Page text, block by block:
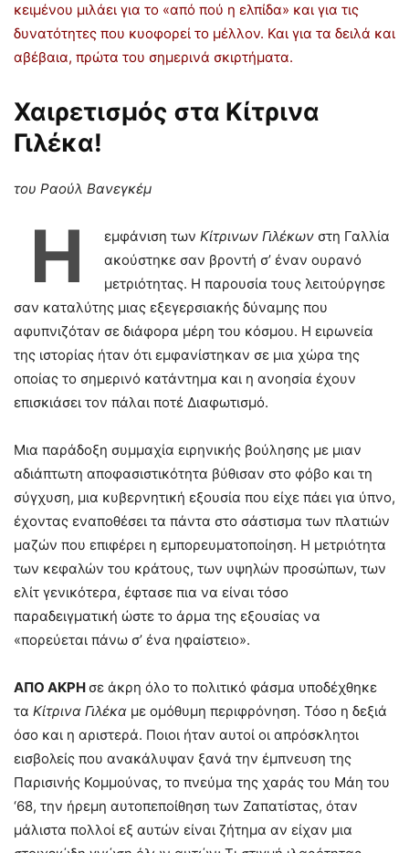
κειμένου μιλάει για το «από πού η ελπίδα» και για τις
δυνατότητες που κυοφορεί το μέλλον. Και για τα δειλά και
αβέβαια, πρώτα του σημερινά σκιρτήματα.
Χαιρετισμός στα Κίτρινα
Γιλέκα!
του Ραούλ Βανεγκέμ
Η εμφάνιση των Κίτρινων Γιλέκων στη Γαλλία
ακούστηκε σαν βροντή σ’ έναν ουρανό
μετριότητας. Η παρουσία τους λειτούργησε
σαν καταλύτης μιας εξεγερσιακής δύναμης που
αφυπνιζόταν σε διάφορα μέρη του κόσμου. Η ειρωνεία
της ιστορίας ήταν ότι εμφανίστηκαν σε μια χώρα της
οποίας το σημερινό κατάντημα και η ανοησία έχουν
επισκιάσει τον πάλαι ποτέ Διαφωτισμό.
Μια παράδοξη συμμαχία ειρηνικής βούλησης με μιαν
αδιάπτωτη αποφασιστικότητα βύθισαν στο φόβο και τη
σύγχυση, μια κυβερνητική εξουσία που είχε πάει για ύπνο,
έχοντας εναποθέσει τα πάντα στο σάστισμα των πλατιών
μαζών που επιφέρει η εμπορευματοποίηση. Η μετριότητα
των κεφαλών του κράτους, των υψηλών προσώπων, των
ελίτ γενικότερα, έφτασε πια να είναι τόσο
παραδειγματική ώστε το άρμα της εξουσίας να
«πορεύεται πάνω σ’ ένα ηφαίστειο».
ΑΠΟ ΑΚΡΗ σε άκρη όλο το πολιτικό φάσμα υποδέχθηκε
τα Κίτρινα Γιλέκα με ομόθυμη περιφρόνηση. Τόσο η δεξιά
όσο και η αριστερά. Ποιοι ήταν αυτοί οι απρόσκλητοι
εισβολείς που ανακάλυψαν ξανά την έμπνευση της
Παρισινής Κομμούνας, το πνεύμα της χαράς του Μάη του
‘68, την ήρεμη αυτοπεποίθηση των Ζαπατίστας, όταν
μάλιστα πολλοί εξ αυτών είναι ζήτημα αν είχαν μια